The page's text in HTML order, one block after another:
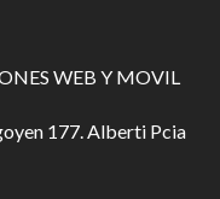
WEB Y MOVIL
177. Alberti Pcia